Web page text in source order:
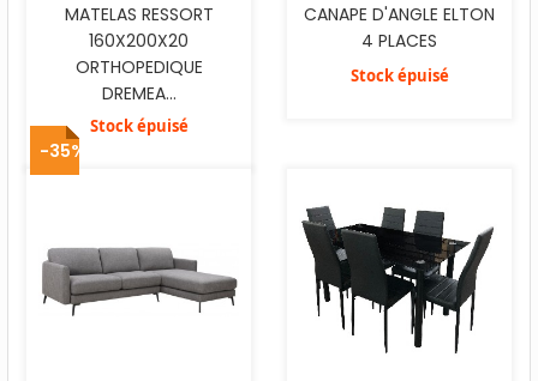
MATELAS RESSORT
160X200X20
ORTHOPEDIQUE
DREMEA...
Stock épuisé
CANAPE D'ANGLE ELTON
4 PLACES
Stock épuisé
-35%